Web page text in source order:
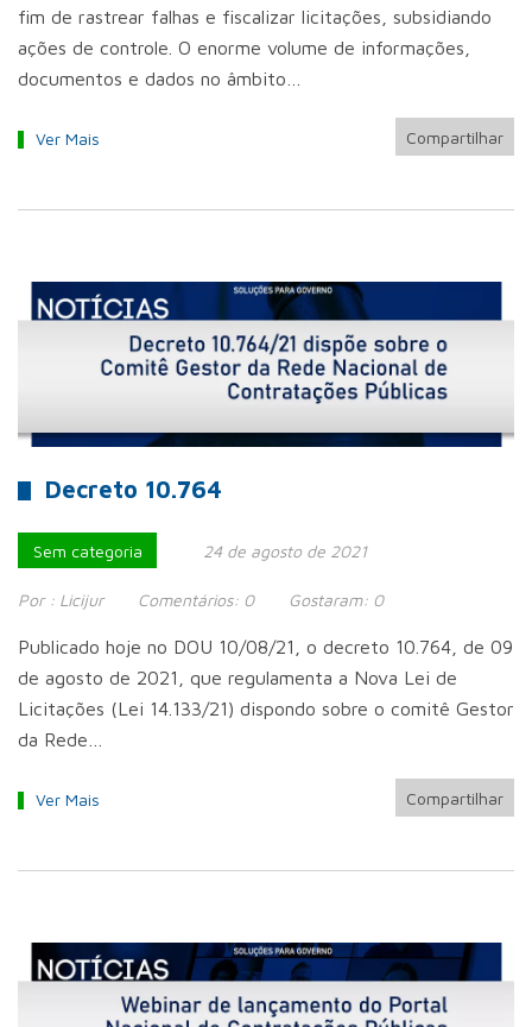
fim de rastrear falhas e fiscalizar licitações, subsidiando
ações de controle. O enorme volume de informações,
documentos e dados no âmbito…
Ver Mais Compartilhar
Decreto 10.764
Sem categoria 24 de agosto de 2021
Por : Licijur Comentários: 0 Gostaram: 0
Publicado hoje no DOU 10/08/21, o decreto 10.764, de 09
de agosto de 2021, que regulamenta a Nova Lei de
Licitações (Lei 14.133/21) dispondo sobre o comitê Gestor
da Rede…
Ver Mais Compartilhar